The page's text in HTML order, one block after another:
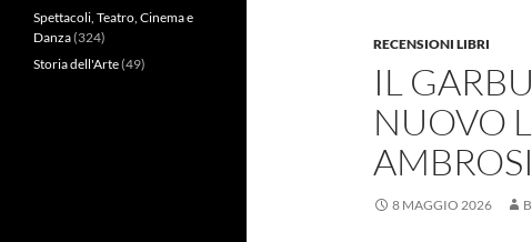
RECENSIONI LIBRI
IL
NUOVO
8 MAGGIO 2026
Spettacoli, Teatro, Cinema e
Danza(324)
Storia dell'Arte(49)